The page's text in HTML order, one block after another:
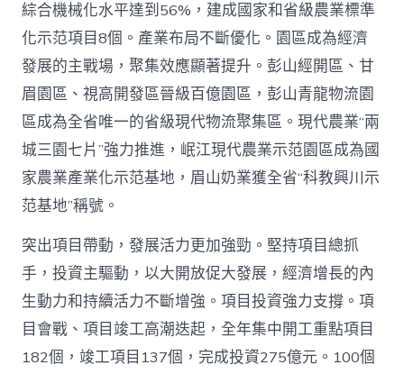
綜合機械化水平達到56%，建成國家和省級農業標準
化示范項目8個。產業布局不斷優化。園區成為經濟
發展的主戰場，聚集效應顯著提升。彭山經開區、甘
眉園區、視高開發區晉級百億園區，彭山青龍物流園
區成為全省唯一的省級現代物流聚集區。現代農業“兩
城三園七片”強力推進，岷江現代農業示范園區成為國
家農業產業化示范基地，眉山奶業獲全省“科教興川示
范基地”稱號。
突出項目帶動，發展活力更加強勁。堅持項目總抓
手，投資主驅動，以大開放促大發展，經濟增長的內
生動力和持續活力不斷增強。項目投資強力支撐。項
目會戰、項目竣工高潮迭起，全年集中開工重點項目
182個，竣工項目137個，完成投資275億元。100個